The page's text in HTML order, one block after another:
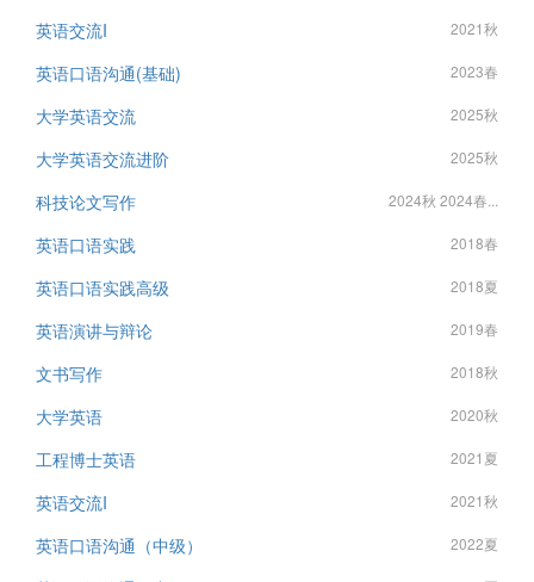
英语交流I 2021秋
英语口语沟通(基础) 2023春
大学英语交流 2025秋
大学英语交流进阶 2025秋
科技论文写作 2024秋 2024春...
英语口语实践 2018春
英语口语实践高级 2018夏
英语演讲与辩论 2019春
文书写作 2018秋
大学英语 2020秋
工程博士英语 2021夏
英语交流I 2021秋
英语口语沟通（中级） 2022夏